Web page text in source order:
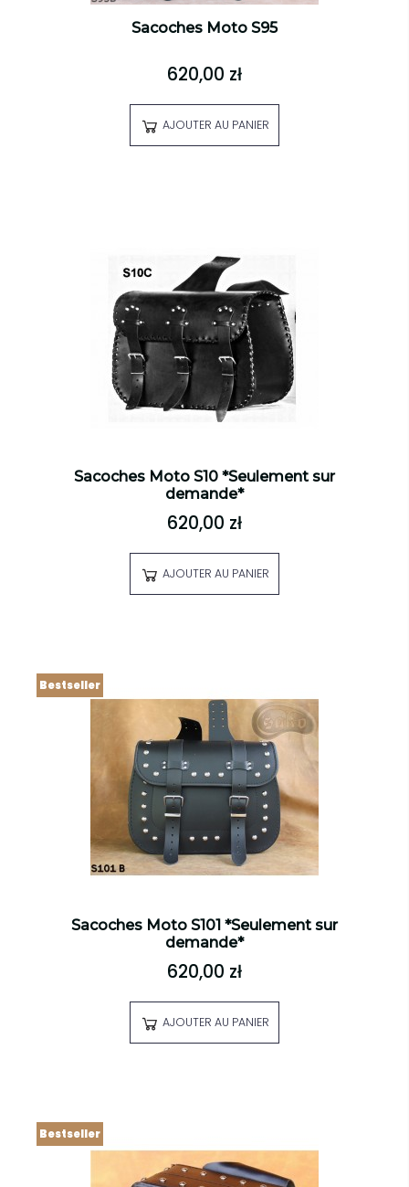
Sacoches Moto S95
620,00 zł
AJOUTER AU PANIER
Sacoches Moto S10 *Seulement sur
demande*
620,00 zł
AJOUTER AU PANIER
Sacoches Moto S101 *Seulement sur
demande*
620,00 zł
AJOUTER AU PANIER
Bestseller
Bestseller